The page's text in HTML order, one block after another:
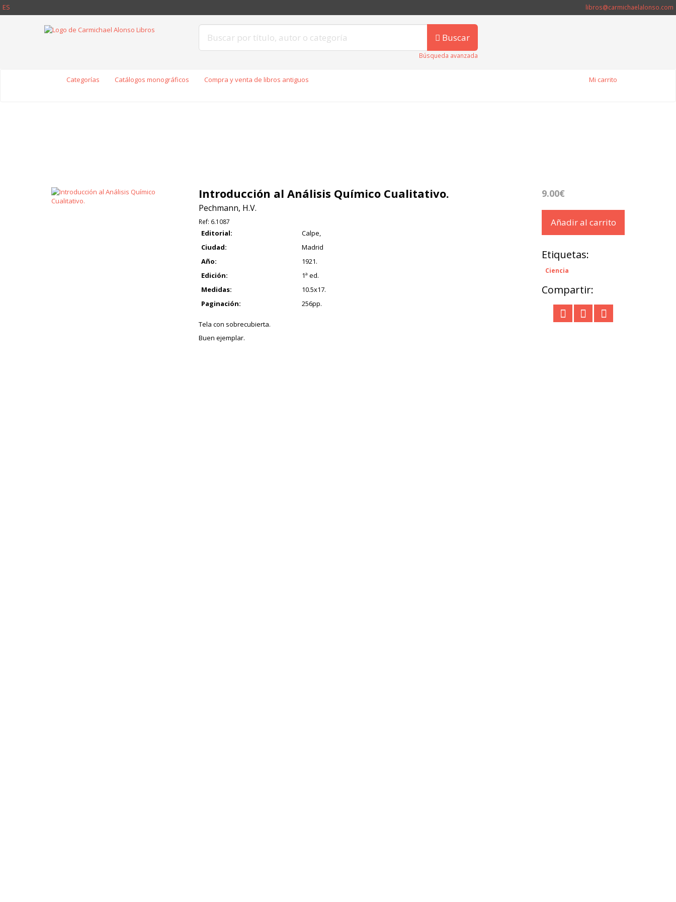
ES libros@carmichaelalonso.com
Buscar
Búsqueda avanzada
Categorías Catálogos monográficos Compra y venta de libros antiguos Mi carrito
Introducción al Análisis Químico Cualitativo.
Pechmann, H.V.
Ref: 6.1087
Editorial:
Calpe,
Ciudad:
Madrid
Año:
1921.
Edición:
1ª ed.
Medidas:
10.5x17.
Paginación:
256pp.
Tela con sobrecubierta.
Buen ejemplar.
9.00€
Añadir al carrito
Etiquetas:
Ciencia
Compartir: